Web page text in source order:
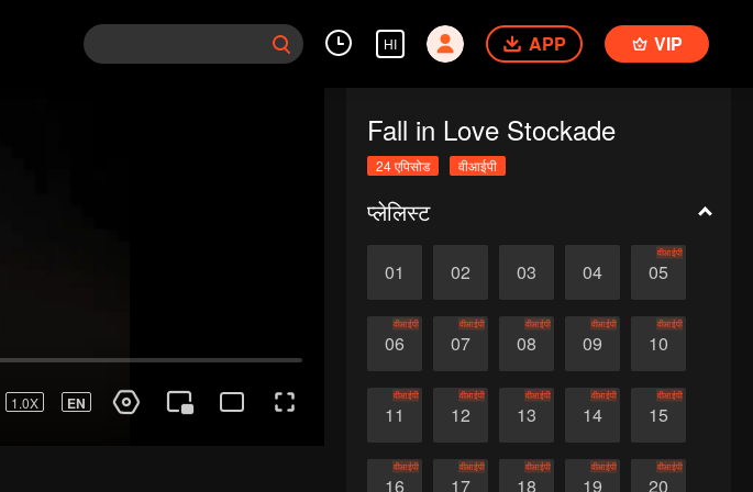
HI APP VIP
Fall in Love Stockade
24 एपिसोड वीआईपी
प्लेलिस्ट
01 02 03 04 05
वीआईपी
06
वीआईपी
07
वीआईपी
08
वीआईपी
09
वीआईपी
10
वीआईपी
11
वीआईपी
12
वीआईपी
13
वीआईपी
14
वीआईपी
15
वीआईपी
16
वीआईपी
17
वीआईपी
18
वीआईपी
19
वीआईपी
20
वीआईपी